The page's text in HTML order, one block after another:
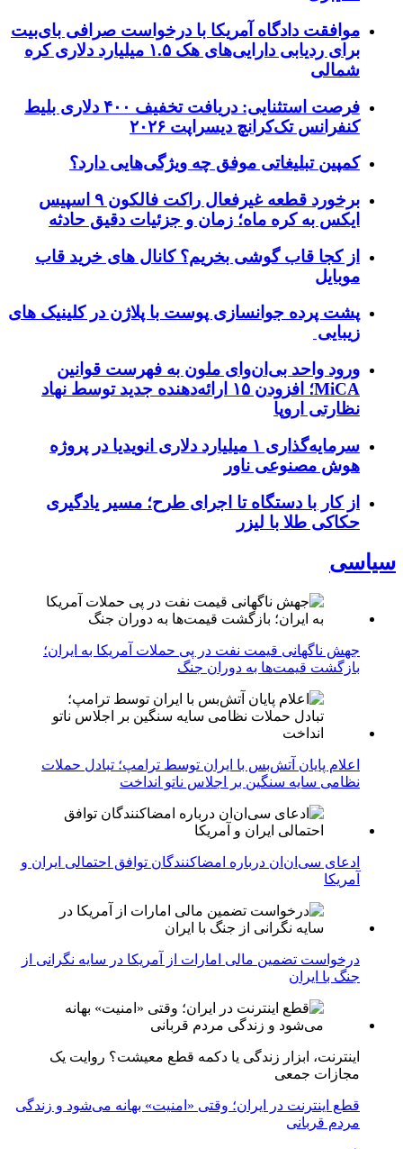
موافقت دادگاه آمریکا با درخواست صرافی بای‌بیت
برای ردیابی دارایی‌های هک ۱.۵ میلیارد دلاری کره
شمالی
فرصت استثنایی: دریافت تخفیف ۴۰۰ دلاری بلیط
کنفرانس تک‌کرانچ دیسراپت ۲۰۲۶
کمپین تبلیغاتی موفق چه ویژگی‌هایی دارد؟
برخورد قطعه غیرفعال راکت فالکون ۹ اسپیس
ایکس به کره ماه؛ زمان و جزئیات دقیق حادثه
از کجا قاب گوشی بخریم؟ کانال های خرید قاب
موبایل
پشت پرده جوانسازی پوست با پلاژن در کلینیک های
زیبایی
ورود واحد بی‌ان‌وای ملون به فهرست قوانین
MiCA؛ افزودن ۱۵ ارائه‌دهنده جدید توسط نهاد
نظارتی اروپا
سرمایه‌گذاری ۱ میلیارد دلاری انویدیا در پروژه
هوش مصنوعی ناور
از کار با دستگاه تا اجرای طرح؛ مسیر یادگیری
حکاکی طلا با لیزر
سیاسی
جهش ناگهانی قیمت نفت در پی حملات آمریکا به ایران؛
بازگشت قیمت‌ها به دوران جنگ
اعلام پایان آتش‌بس با ایران توسط ترامپ؛ تبادل حملات
نظامی سایه سنگین بر اجلاس ناتو انداخت
ادعای سی‌ان‌ان درباره امضاکنندگان توافق احتمالی ایران و
آمریکا
درخواست تضمین مالی امارات از آمریکا در سایه نگرانی از
جنگ با ایران
اینترنت، ابزار زندگی یا دکمه قطع معیشت؟ روایت یک
مجازات جمعی
قطع اینترنت در ایران؛ وقتی «امنیت» بهانه می‌شود و زندگی
مردم قربانی